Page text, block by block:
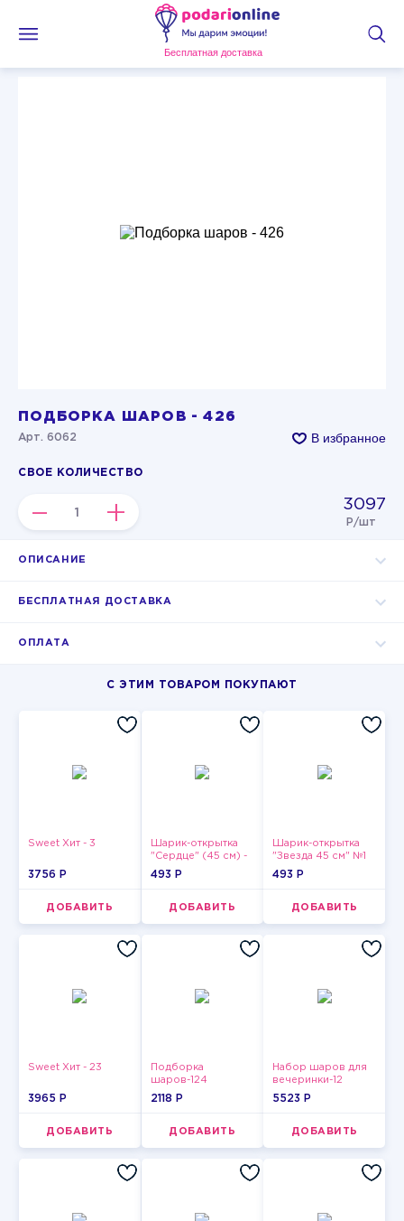
Бесплатная доставка
ПОДБОРКА ШАРОВ - 426
Арт. 6062 В избранное
СВОЕ КОЛИЧЕСТВО
– + 3097
Р/шт
ОПИСАНИЕ
БЕСПЛАТНАЯ ДОСТАВКА
ОПЛАТА
С ЭТИМ ТОВАРОМ ПОКУПАЮТ
Sweet Хит - 3
3756 P
ДОБАВИТЬ
Шарик-открытка
"Сердце" (45 см) -
2
493 P
ДОБАВИТЬ
Шарик-открытка
"Звезда 45 см" №1
493 P
ДОБАВИТЬ
Sweet Хит - 23
3965 P
ДОБАВИТЬ
Подборка
шаров-124
2118 P
ДОБАВИТЬ
Набор шаров для
вечеринки-12
5523 P
ДОБАВИТЬ